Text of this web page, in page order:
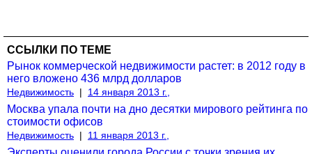
ССЫЛКИ ПО ТЕМЕ
Рынок коммерческой недвижимости растет: в 2012 году в
него вложено 436 млрд долларов
Недвижимость | 14 января 2013 г.,
Москва упала почти на дно десятки мирового рейтинга по
стоимости офисов
Недвижимость | 11 января 2013 г.,